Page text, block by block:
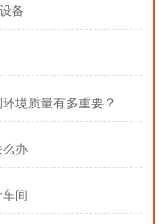
备
境质量有多重要？
么办
间